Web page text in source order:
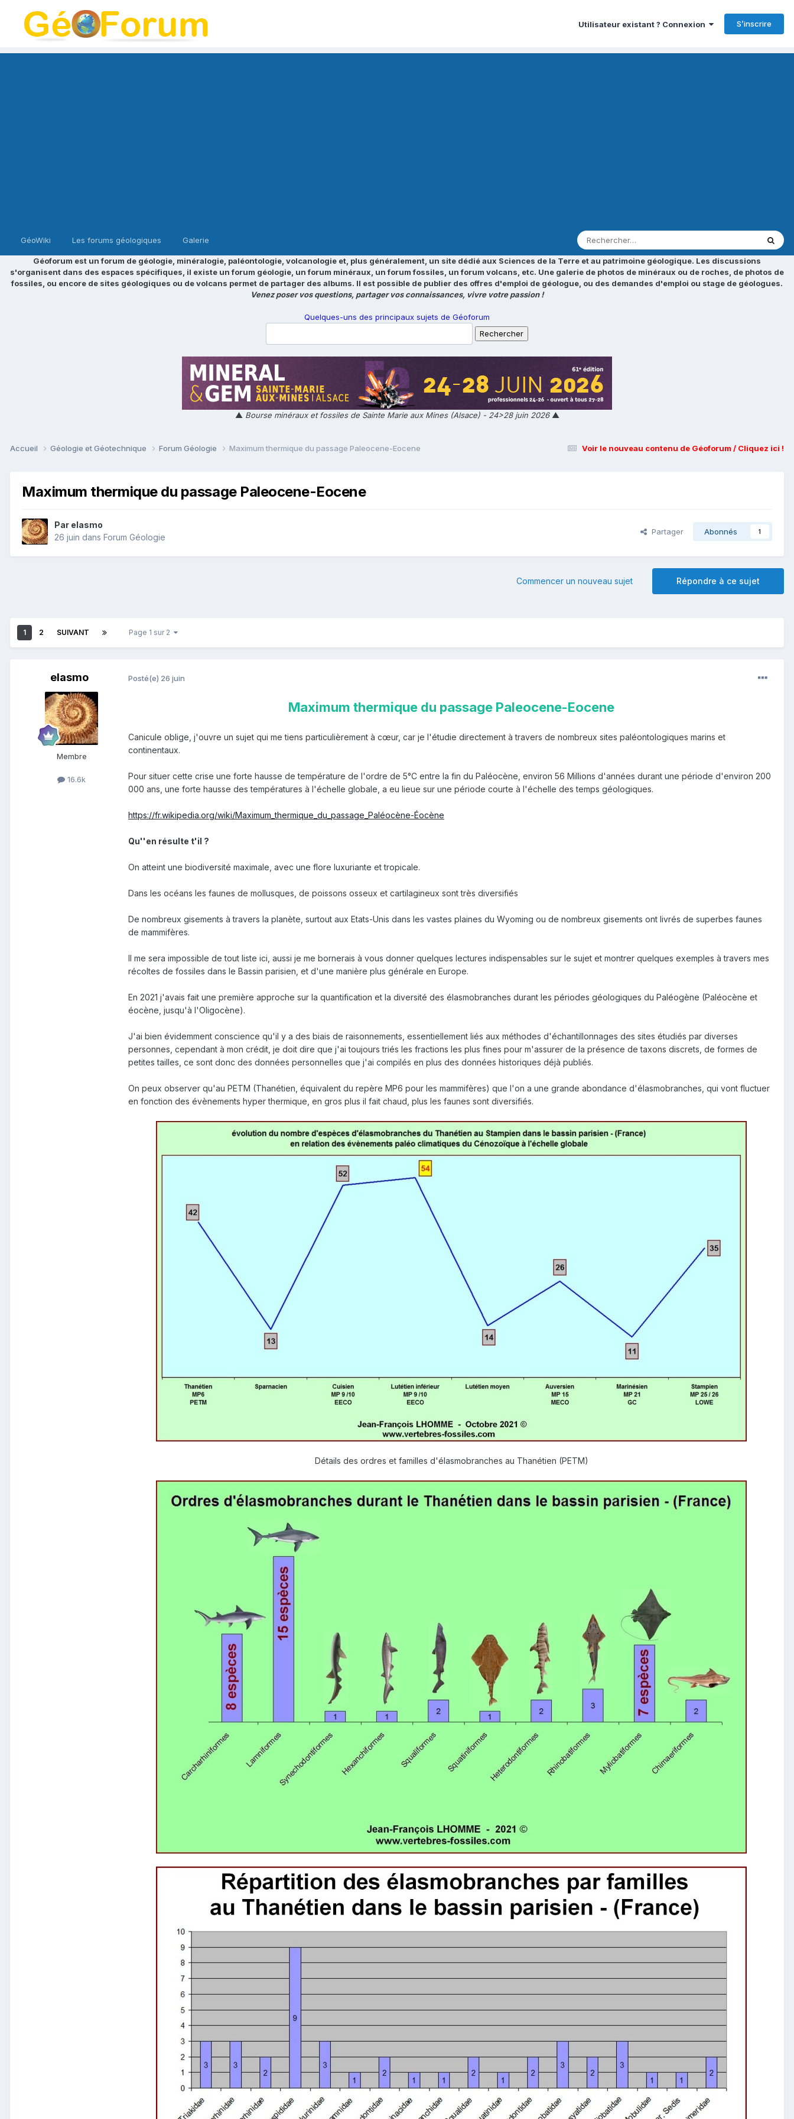
Utilisateur existant ? Connexion S’inscrire
GéoWiki Les forums géologiques Galerie
Géoforum est un forum de géologie, minéralogie, paléontologie, volcanologie et, plus généralement, un site dédié aux Sciences de la Terre et au patrimoine géologique. Les discussions
s'organisent dans des espaces spécifiques, il existe un forum géologie, un forum minéraux, un forum fossiles, un forum volcans, etc. Une galerie de photos de minéraux ou de roches, de photos de
fossiles, ou encore de sites géologiques ou de volcans permet de partager des albums. Il est possible de publier des offres d'emploi de géologue, ou des demandes d'emploi ou stage de géologues.
Venez poser vos questions, partager vos connaissances, vivre votre passion !
Quelques-uns des principaux sujets de Géoforum
▲ Bourse minéraux et fossiles de Sainte Marie aux Mines (Alsace) - 24>28 juin 2026▲
Voir le nouveau contenu de Géoforum / Cliquez ici !
Accueil Géologie et Géotechnique Forum Géologie Maximum thermique du passage Paleocene-Eocene
Maximum thermique du passage Paleocene-Eocene
Par elasmo
26 juin dans Forum Géologie
Partager Abonnés 1
Répondre à ce sujet
Commencer un nouveau sujet
1 2 SUIVANT Page 1 sur 2
elasmo
Membre
16.6k
Posté(e) 26 juin
Maximum thermique du passage Paleocene-Eocene
Canicule oblige, j'ouvre un sujet qui me tiens particulièrement à cœur, car je l'étudie directement à travers de nombreux sites paléontologiques marins et
continentaux.
Pour situer cette crise une forte hausse de température de l'ordre de 5°C entre la fin du Paléocène, environ 56 Millions d'années durant une période d'environ 200
000 ans, une forte hausse des températures à l'échelle globale, a eu lieue sur une période courte à l'échelle des temps géologiques.
https://fr.wikipedia.org/wiki/Maximum_thermique_du_passage_Paléocène-Éocène
Qu''en résulte t'il ?
On atteint une biodiversité maximale, avec une flore luxuriante et tropicale.
Dans les océans les faunes de mollusques, de poissons osseux et cartilagineux sont très diversifiés
De nombreux gisements à travers la planète, surtout aux Etats-Unis dans les vastes plaines du Wyoming ou de nombreux gisements ont livrés de superbes faunes
de mammifères.
Il me sera impossible de tout liste ici, aussi je me bornerais à vous donner quelques lectures indispensables sur le sujet et montrer quelques exemples à travers mes
récoltes de fossiles dans le Bassin parisien, et d'une manière plus générale en Europe.
En 2021 j'avais fait une première approche sur la quantification et la diversité des élasmobranches durant les périodes géologiques du Paléogène (Paléocène et
éocène, jusqu'à l'Oligocène).
J'ai bien évidemment conscience qu'il y a des biais de raisonnements, essentiellement liés aux méthodes d'échantillonnages des sites étudiés par diverses
personnes, cependant à mon crédit, je doit dire que j'ai toujours triés les fractions les plus fines pour m'assurer de la présence de taxons discrets, de formes de
petites tailles, ce sont donc des données personnelles que j'ai compilés en plus des données historiques déjà publiés.
On peux observer qu'au PETM (Thanétien, équivalent du repère MP6 pour les mammifères) que l'on a une grande abondance d'élasmobranches, qui vont fluctuer
en fonction des évènements hyper thermique, en gros plus il fait chaud, plus les faunes sont diversifiés.
Détails des ordres et familles d'élasmobranches au Thanétien (PETM)